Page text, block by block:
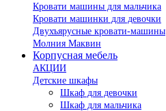
Кровати машины для мальчика
Кровати машинки для девочки
Двухъярусные кровати-машины
Молния Маквин
Корпусная мебель
АКЦИИ
Детские шкафы
Шкаф для девочки
Шкаф для мальчика